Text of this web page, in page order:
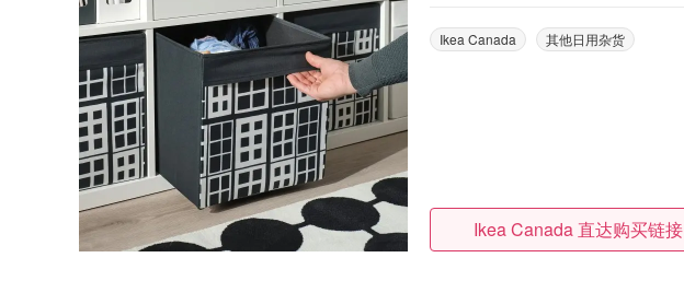
Ikea Canada 其他日用杂货
Ikea Canada 直达购买链接